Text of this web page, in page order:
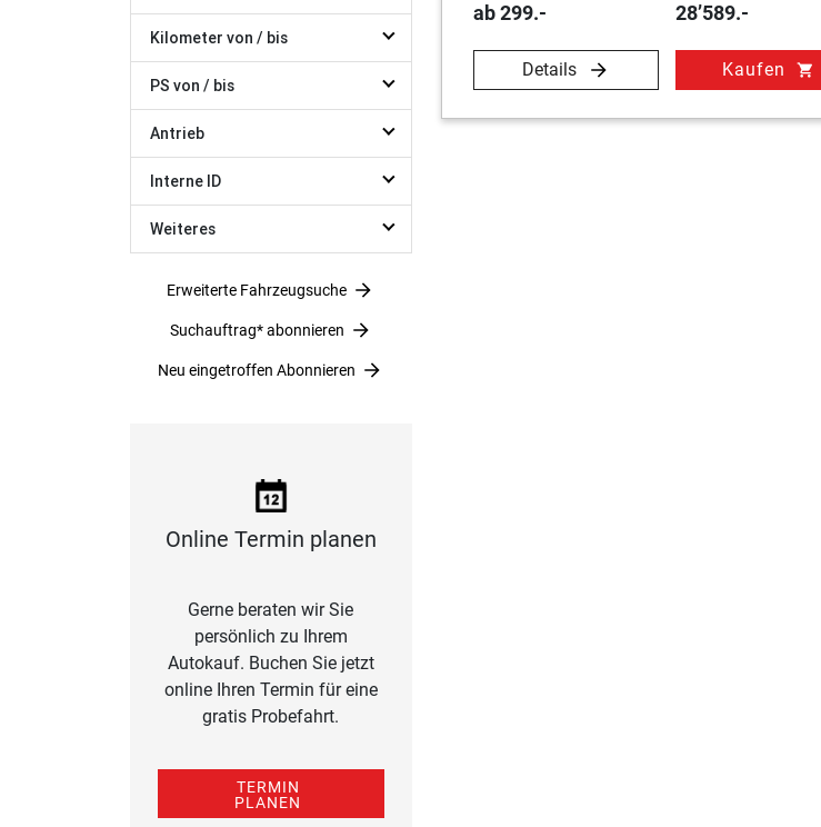
Kilometer von / bis
PS von / bis
Antrieb
Interne ID
Weiteres
Erweiterte Fahrzeugsuche
Suchauftrag* abonnieren
Neu eingetroffen Abonnieren
Online Termin planen
Gerne beraten wir Sie
persönlich zu Ihrem
Autokauf. Buchen Sie jetzt
online Ihren Termin für eine
gratis Probefahrt.
TERMIN
PLANEN
ab 299.- 28’589.-
Details Kaufen shopping_cart